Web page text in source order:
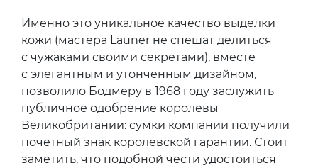
Именно это уникальное качество выделки
кожи (мастера Launer не спешат делиться
с чужаками своими секретами), вместе
с элегантным и утонченным дизайном,
позволило Бодмеру в 1968 году заслужить
публичное одобрение королевы
Великобритании: сумки компании получили
почетный знак королевской гарантии. Стоит
заметить, что подобной чести удостоиться